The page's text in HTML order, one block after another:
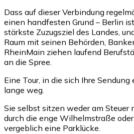
Dass auf dieser Verbindung
einen handfesten Grund – Berlin
stärkste Zuzugsziel des Landes,
Raum mit seinen Behörden,
RheinMain ziehen laufend
an die Spree.
Eine Tour, in die sich Ihre
lange weg.
Sie selbst sitzen weder am Steuer
durch die enge Wilhelmstraße
vergeblich eine Parklücke.